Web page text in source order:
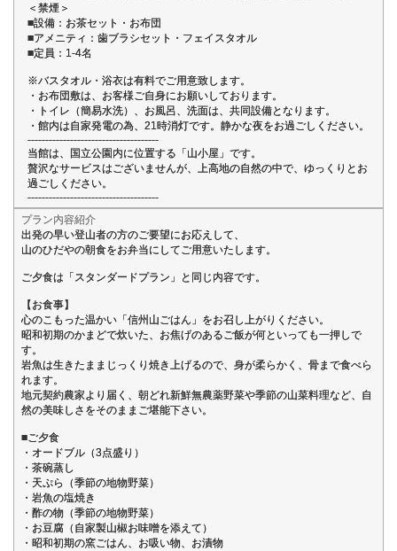
＜禁煙＞
■設備：お茶セット・お布団
■アメニティ：歯ブラシセット・フェイスタオル
■定員：1-4名
※バスタオル・浴衣は有料でご用意致します。
・お布団敷は、お客様ご自身にお願いしております。
・トイレ（簡易水洗）、お風呂、洗面は、共同設備となります。
・館内は自家発電の為、21時消灯です。静かな夜をお過ごしください。
-------------------------------------
当館は、国立公園内に位置する「山小屋」です。
贅沢なサービスはございませんが、上高地の自然の中で、ゆっくりとお
過ごしください。
-------------------------------------
プラン内容紹介
出発の早い登山者の方のご要望にお応えして、
山のひだやの朝食をお弁当にしてご用意いたします。
ご夕食は「スタンダードプラン」と同じ内容です。
【お食事】
心のこもった温かい「信州山ごはん」をお召し上がりください。
昭和初期のかまどで炊いた、お焦げのあるご飯が何といっても一押しで
す。
岩魚は生きたままじっくり焼き上げるので、身が柔らかく、骨まで食べら
れます。
地元契約農家より届く、朝どれ新鮮無農薬野菜や季節の山菜料理など、自
然の美味しさをそのままご堪能下さい。
■ご夕食
・オードブル（3点盛り）
・茶碗蒸し
・天ぷら（季節の地物野菜）
・岩魚の塩焼き
・酢の物（季節の地物野菜）
・お豆腐（自家製山椒お味噌を添えて）
・昭和初期の窯ごはん、お吸い物、お漬物